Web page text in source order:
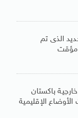
الذى تم
مؤقت
باكستان
الإقليمية